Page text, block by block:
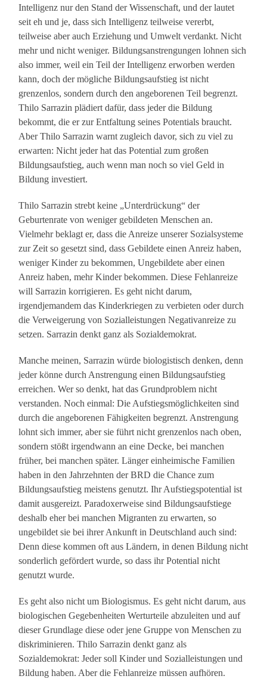
Intelligenz nur den Stand der Wissenschaft, und der lautet
seit eh und je, dass sich Intelligenz teilweise vererbt,
teilweise aber auch Erziehung und Umwelt verdankt. Nicht
mehr und nicht weniger. Bildungsanstrengungen lohnen sich
also immer, weil ein Teil der Intelligenz erworben werden
kann, doch der mögliche Bildungsaufstieg ist nicht
grenzenlos, sondern durch den angeborenen Teil begrenzt.
Thilo Sarrazin plädiert dafür, dass jeder die Bildung
bekommt, die er zur Entfaltung seines Potentials braucht.
Aber Thilo Sarrazin warnt zugleich davor, sich zu viel zu
erwarten: Nicht jeder hat das Potential zum großen
Bildungsaufstieg, auch wenn man noch so viel Geld in
Bildung investiert.
Thilo Sarrazin strebt keine „Unterdrückung“ der
Geburtenrate von weniger gebildeten Menschen an.
Vielmehr beklagt er, dass die Anreize unserer Sozialsysteme
zur Zeit so gesetzt sind, dass Gebildete einen Anreiz haben,
weniger Kinder zu bekommen, Ungebildete aber einen
Anreiz haben, mehr Kinder bekommen. Diese Fehlanreize
will Sarrazin korrigieren. Es geht nicht darum,
irgendjemandem das Kinderkriegen zu verbieten oder durch
die Verweigerung von Sozialleistungen Negativanreize zu
setzen. Sarrazin denkt ganz als Sozialdemokrat.
Manche meinen, Sarrazin würde biologistisch denken, denn
jeder könne durch Anstrengung einen Bildungsaufstieg
erreichen. Wer so denkt, hat das Grundproblem nicht
verstanden. Noch einmal: Die Aufstiegsmöglichkeiten sind
durch die angeborenen Fähigkeiten begrenzt. Anstrengung
lohnt sich immer, aber sie führt nicht grenzenlos nach oben,
sondern stößt irgendwann an eine Decke, bei manchen
früher, bei manchen später. Länger einheimische Familien
haben in den Jahrzehnten der BRD die Chance zum
Bildungsaufstieg meistens genutzt. Ihr Aufstiegspotential ist
damit ausgereizt. Paradoxerweise sind Bildungsaufstiege
deshalb eher bei manchen Migranten zu erwarten, so
ungebildet sie bei ihrer Ankunft in Deutschland auch sind:
Denn diese kommen oft aus Ländern, in denen Bildung nicht
sonderlich gefördert wurde, so dass ihr Potential nicht
genutzt wurde.
Es geht also nicht um Biologismus. Es geht nicht darum, aus
biologischen Gegebenheiten Werturteile abzuleiten und auf
dieser Grundlage diese oder jene Gruppe von Menschen zu
diskriminieren. Thilo Sarrazin denkt ganz als
Sozialdemokrat: Jeder soll Kinder und Sozialleistungen und
Bildung haben. Aber die Fehlanreize müssen aufhören.